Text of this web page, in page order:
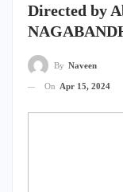
Directed by
By Naveen
On Apr 15, 2024